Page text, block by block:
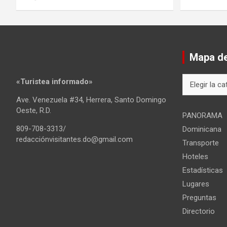
«Turistea informado»
Ave. Venezuela #34, Herrera, Santo Domingo
Oeste, R.D.
809-708-3313/
redacciónvisitantes.do@gmail.com
Mapa
del
PANORAMA
Dominicana
Transporte
Hoteles
Estadísticas
Lugares
Preguntas
Directorio